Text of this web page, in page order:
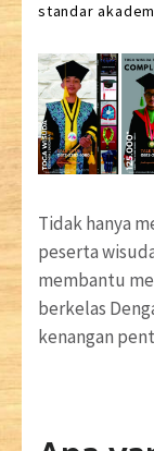
standar
Tidak hanya
peserta
membantu
berkelas
kenangan